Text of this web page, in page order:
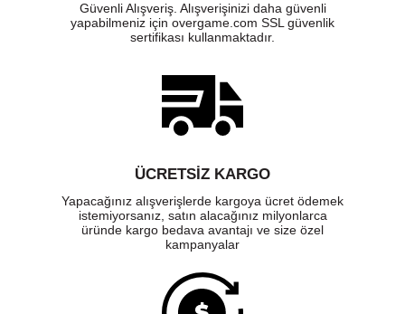
Güvenli Alışveriş. Alışverişinizi daha güvenli
yapabilmeniz için overgame.com SSL güvenlik
sertifikası kullanmaktadır.
ÜCRETSIZ KARGO
Yapacağınız alışverişlerde kargoya ücret ödemek
istemiyorsanız, satın alacağınız milyonlarca
üründe kargo bedava avantajı ve size özel
kampanyalar